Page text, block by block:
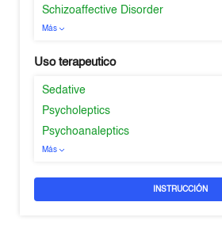
Schizoaffective Disorder
Más
Uso terapeutico
Sedative
Psycholeptics
Psychoanaleptics
Más
INSTRUCCIÓN